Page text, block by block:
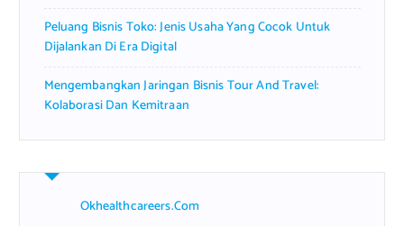
Peluang Bisnis Toko: Jenis Usaha Yang Cocok Untuk
Dijalankan Di Era Digital
Mengembangkan Jaringan Bisnis Tour And Travel:
Kolaborasi Dan Kemitraan
Okhealthcareers.com